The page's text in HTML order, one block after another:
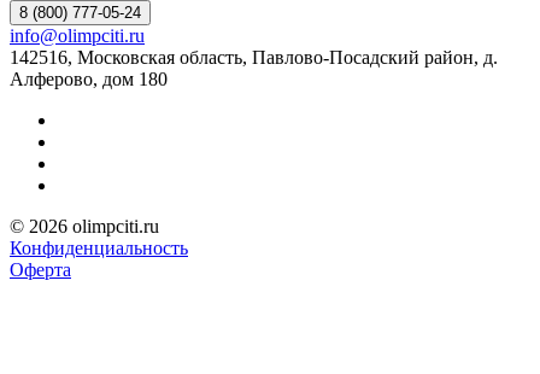
8 (800) 777-05-24
info@olimpciti.ru
142516, Московская область, Павлово-Посадский район, д.
Алферово, дом 180
© 2026 olimpciti.ru
Конфиденциальность
Оферта